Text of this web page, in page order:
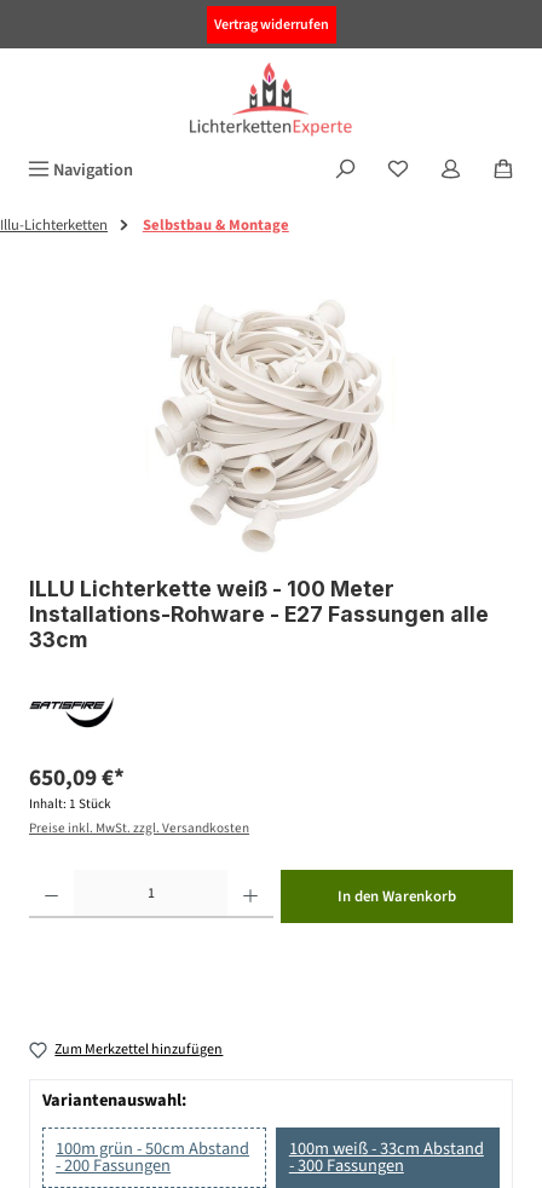
Vertrag widerrufen
Navigation
Illu-Lichterketten Selbstbau & Montage
ILLU Lichterkette weiß - 100 Meter
Installations-Rohware - E27 Fassungen alle
33cm
650,09 €*
Inhalt: 1 Stück
Preise inkl. MwSt. zzgl. Versandkosten
In den Warenkorb
Zum Merkzettel hinzufügen
Variantenauswahl:
100m grün - 50cm Abstand
- 200 Fassungen
100m weiß - 33cm Abstand
- 300 Fassungen